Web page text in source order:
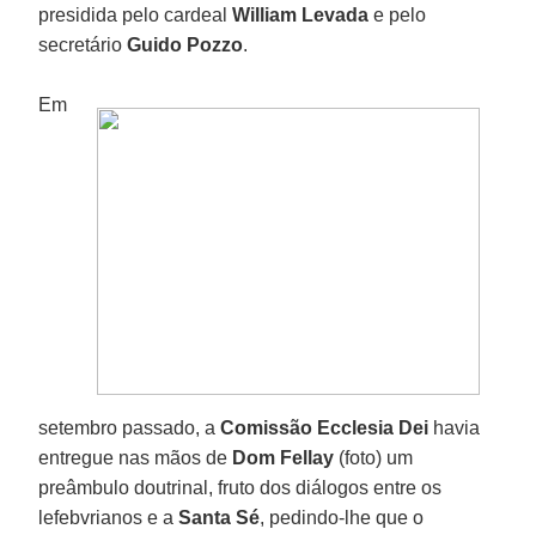
presidida pelo cardealWilliam Levadae pelo
secretárioGuido Pozzo.
Em
setembro passado, aComissão Ecclesia Dei havia
entregue nas mãos de Dom Fellay (foto) um
preâmbulo doutrinal, fruto dos diálogos entre os
lefebvrianos e aSanta Sé, pedindo-lhe que o